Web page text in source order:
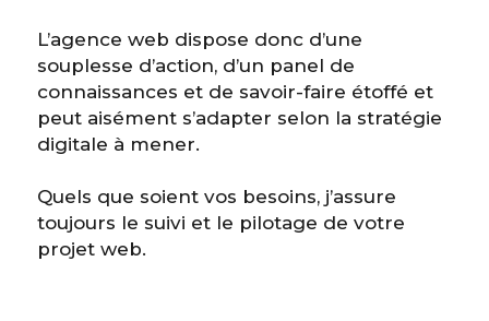
L’agence web dispose donc d’une
souplesse d’action, d’un panel de
connaissances et de savoir-faire étoffé et
peut aisément s’adapter selon la stratégie
digitale à mener.
Quels que soient vos besoins, j’assure
toujours le suivi et le pilotage de votre
projet web.